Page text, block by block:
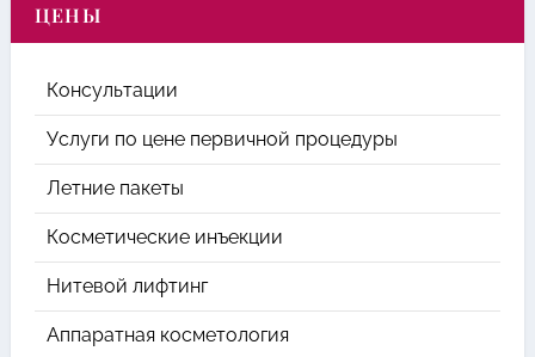
ЦЕНЫ
Консультации
Услуги по цене первичной процедуры
Летние пакеты
Косметические инъекции
Нитевой лифтинг
Аппаратная косметология